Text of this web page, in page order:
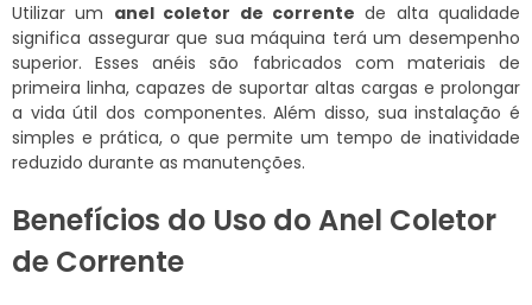
Utilizar um anel coletor de corrente de alta qualidade
significa assegurar que sua máquina terá um desempenho
superior. Esses anéis são fabricados com materiais de
primeira linha, capazes de suportar altas cargas e prolongar
a vida útil dos componentes. Além disso, sua instalação é
simples e prática, o que permite um tempo de inatividade
reduzido durante as manutenções.
Benefícios do Uso do Anel Coletor
de Corrente